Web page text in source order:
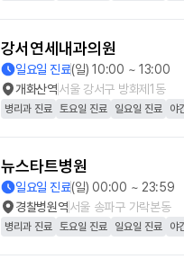
강서연세내과의원
일요일 진료(일) 10:00 ~ 13:00
개화산역서울 강서구 방화제1동
병리과 진료 토요일 진료 일요일 진료 야
뉴스타트병원
일요일 진료(일) 00:00 ~ 23:59
경찰병원역서울 송파구 가락본동
병리과 진료 토요일 진료 일요일 진료 야